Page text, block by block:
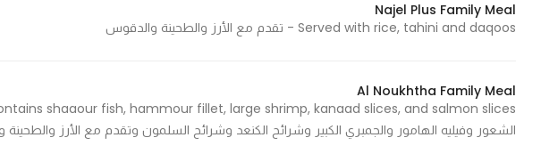
Najel Plus Family Meal
Served with rice, tahini and daqoos - تقدم مع الأرز والطحينة والدقوس
Al Noukhtha Family Meal
الشعور وفيليه الهامور والجمبري الكبير وشرائح الكنعد وشرائح السلمون وتقدم مع الأرز